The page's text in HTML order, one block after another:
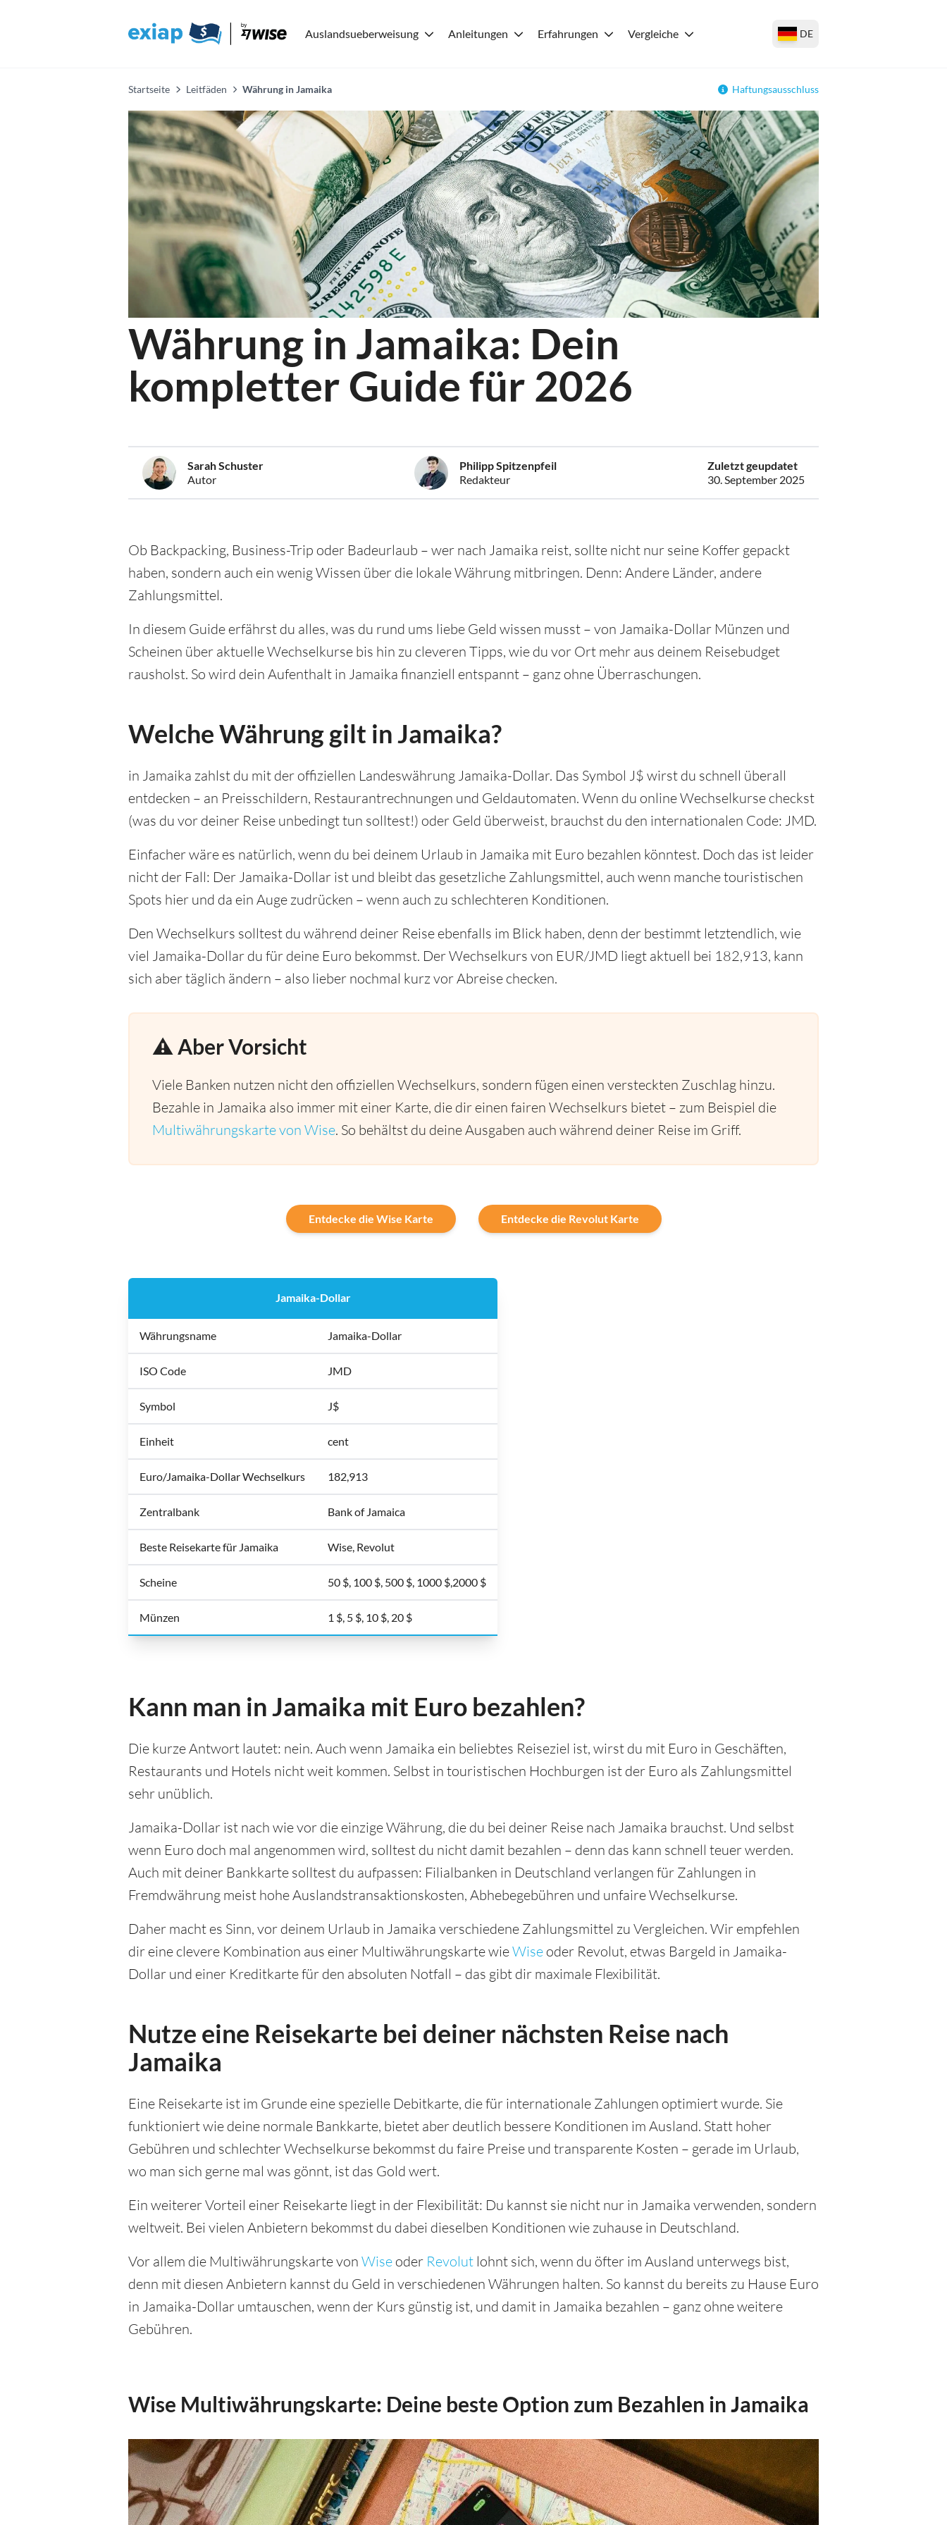
Auslandsueberweisung Anleitungen Erfahrungen Vergleiche DE
Startseite Leitfäden Währung in Jamaika Haftungsausschluss
Währung in Jamaika: Dein
kompletter Guide für 2026
Sarah Schuster
Autor
Philipp Spitzenpfeil
Redakteur
Zuletzt geupdatet
30. September 2025
Ob Backpacking, Business-Trip oder Badeurlaub – wer nach Jamaika reist, sollte nicht nur seine Koffer gepackt
haben, sondern auch ein wenig Wissen über die lokale Währung mitbringen. Denn: Andere Länder, andere
Zahlungsmittel.
In diesem Guide erfährst du alles, was du rund ums liebe Geld wissen musst – von Jamaika-Dollar Münzen und
Scheinen über aktuelle Wechselkurse bis hin zu cleveren Tipps, wie du vor Ort mehr aus deinem Reisebudget
rausholst. So wird dein Aufenthalt in Jamaika finanziell entspannt – ganz ohne Überraschungen.
Welche Währung gilt in Jamaika?
in Jamaika zahlst du mit der offiziellen Landeswährung Jamaika-Dollar. Das Symbol J$ wirst du schnell überall
entdecken – an Preisschildern, Restaurantrechnungen und Geldautomaten. Wenn du online Wechselkurse checkst
(was du vor deiner Reise unbedingt tun solltest!) oder Geld überweist, brauchst du den internationalen Code: JMD.
Einfacher wäre es natürlich, wenn du bei deinem Urlaub in Jamaika mit Euro bezahlen könntest. Doch das ist leider
nicht der Fall: Der Jamaika-Dollar ist und bleibt das gesetzliche Zahlungsmittel, auch wenn manche touristischen
Spots hier und da ein Auge zudrücken – wenn auch zu schlechteren Konditionen.
Den Wechselkurs solltest du während deiner Reise ebenfalls im Blick haben, denn der bestimmt letztendlich, wie
viel Jamaika-Dollar du für deine Euro bekommst. Der Wechselkurs von EUR/JMD liegt aktuell bei 182,913, kann
sich aber täglich ändern – also lieber nochmal kurz vor Abreise checken.
⚠️ Aber Vorsicht
Viele Banken nutzen nicht den offiziellen Wechselkurs, sondern fügen einen versteckten Zuschlag hinzu.
Bezahle in Jamaika also immer mit einer Karte, die dir einen fairen Wechselkurs bietet – zum Beispiel die
Multiwährungskarte von Wise. So behältst du deine Ausgaben auch während deiner Reise im Griff.
Entdecke die Wise Karte Entdecke die Revolut Karte
Jamaika-Dollar
Währungsname Jamaika-Dollar
ISO Code JMD
Symbol J$
Einheit cent
Euro/Jamaika-Dollar Wechselkurs 182,913
Zentralbank Bank of Jamaica
Beste Reisekarte für Jamaika Wise, Revolut
Scheine 50 $, 100 $, 500 $, 1000 $,2000 $
Münzen 1 $, 5 $, 10 $, 20 $
Kann man in Jamaika mit Euro bezahlen?
Die kurze Antwort lautet: nein. Auch wenn Jamaika ein beliebtes Reiseziel ist, wirst du mit Euro in Geschäften,
Restaurants und Hotels nicht weit kommen. Selbst in touristischen Hochburgen ist der Euro als Zahlungsmittel
sehr unüblich.
Jamaika-Dollar ist nach wie vor die einzige Währung, die du bei deiner Reise nach Jamaika brauchst. Und selbst
wenn Euro doch mal angenommen wird, solltest du nicht damit bezahlen – denn das kann schnell teuer werden.
Auch mit deiner Bankkarte solltest du aufpassen: Filialbanken in Deutschland verlangen für Zahlungen in
Fremdwährung meist hohe Auslandstransaktionskosten, Abhebegebühren und unfaire Wechselkurse.
Daher macht es Sinn, vor deinem Urlaub in Jamaika verschiedene Zahlungsmittel zu Vergleichen. Wir empfehlen
dir eine clevere Kombination aus einer Multiwährungskarte wieWise oder Revolut, etwas Bargeld in Jamaika-
Dollar und einer Kreditkarte für den absoluten Notfall – das gibt dir maximale Flexibilität.
Nutze eine Reisekarte bei deiner nächsten Reise nach
Jamaika
Eine Reisekarte ist im Grunde eine spezielle Debitkarte, die für internationale Zahlungen optimiert wurde. Sie
funktioniert wie deine normale Bankkarte, bietet aber deutlich bessere Konditionen im Ausland. Statt hoher
Gebühren und schlechter Wechselkurse bekommst du faire Preise und transparente Kosten – gerade im Urlaub,
wo man sich gerne mal was gönnt, ist das Gold wert.
Ein weiterer Vorteil einer Reisekarte liegt in der Flexibilität: Du kannst sie nicht nur in Jamaika verwenden, sondern
weltweit. Bei vielen Anbietern bekommst du dabei dieselben Konditionen wie zuhause in Deutschland.
Vor allem die Multiwährungskarte von Wise oder Revolut lohnt sich, wenn du öfter im Ausland unterwegs bist,
denn mit diesen Anbietern kannst du Geld in verschiedenen Währungen halten. So kannst du bereits zu Hause Euro
in Jamaika-Dollar umtauschen, wenn der Kurs günstig ist, und damit in Jamaika bezahlen – ganz ohne weitere
Gebühren.
Wise Multiwährungskarte: Deine beste Option zum Bezahlen in Jamaika